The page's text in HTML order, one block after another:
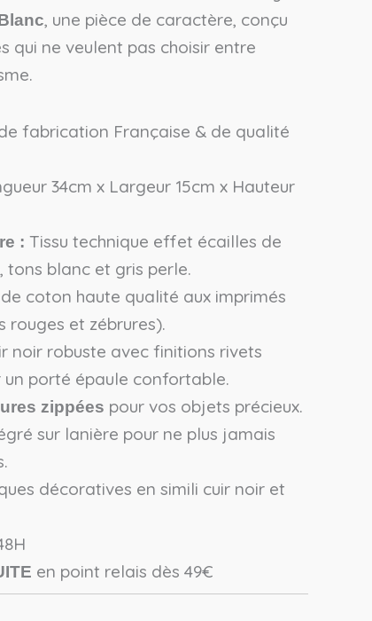
, une pièce de caractère, conçu
qui ne veulent pas choisir entre
fabrication Française & de qualité
34cm x Largeur 15cm x Hauteur
: Tissu technique effet écailles de
blanc et gris perle.
coton haute qualité aux imprimés
rouges et zébrures).
noir robuste avec finitions rivets
porté épaule confortable.
zippées pour vos objets précieux.
sur lanière pour ne plus jamais
décoratives en simili cuir noir et
en point relais dès 49€